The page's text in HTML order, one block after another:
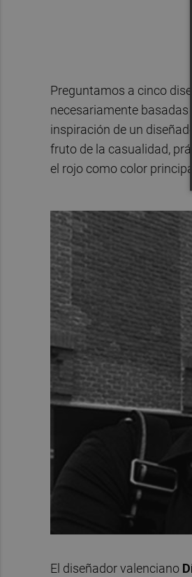
Preguntamos a cinco
necesariamente basadas
inspiración de un
fruto de la casualidad,
el rojo como color principal.
El diseñador valenciano